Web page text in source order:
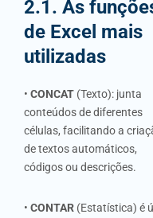
2.1. As
de Excel mais
utilizadas
• CONCAT (Texto): junta
conteúdos de diferentes
células, facilitando a
de textos automáticos,
códigos ou descrições.
• CONTAR (Estatística) é